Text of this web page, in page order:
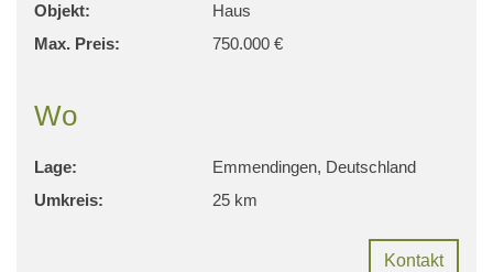
Objekt:
Haus
Max. Preis:
750.000 €
Wo
Lage:
Emmendingen, Deutschland
Umkreis:
25 km
Kontakt